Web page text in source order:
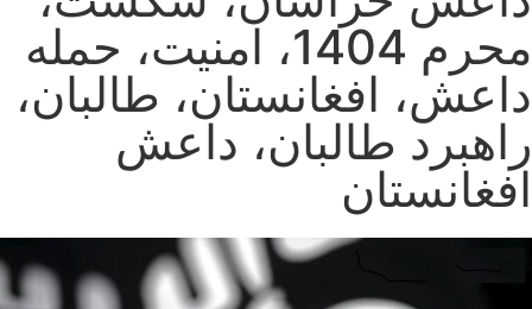
محرم 1404، امنیت، حمله
داعش، افغانستان، طالبان،
راهبرد طالبان، داعش
افغانستان